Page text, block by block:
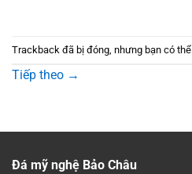
Trackback đã bị đóng, nhưng bạn có thể
Tiếp theo →
Đá mỹ nghệ Bảo Châu